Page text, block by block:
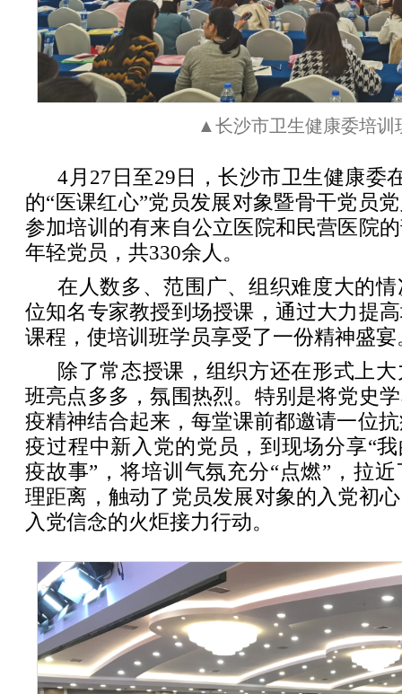
▲长沙市卫生健康委培训
4月27日至29日，长沙市卫生健康委
的“医课红心”党员发展对象暨骨干党员
参加培训的有来自公立医院和民营医院
年轻党员，共330余人。
在人数多、范围广、组织难度大的
位知名专家教授到场授课，通过大力提
课程，使培训班学员享受了一份精神盛宴
除了常态授课，组织方还在形式上
班亮点多多，氛围热烈。特别是将党史
疫精神结合起来，每堂课前都邀请一位
疫过程中新入党的党员，到现场分享“
疫故事”，将培训气氛充分“点燃”，拉
理距离，触动了党员发展对象的入党初
入党信念的火炬接力行动。